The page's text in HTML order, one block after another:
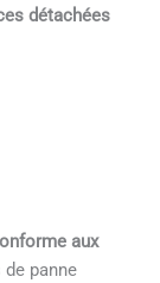
détachées
aux
panne